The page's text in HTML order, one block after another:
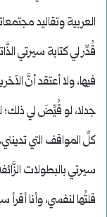
العربية وتقاليد
قُدِّر لي كتابة سيرتي
فيها، ولا أعتقد أنَّ
جدلا، لو قُيِّضَ لي ذلك؛
كلِّ المواقف التي
سيرتي بالبطولات
قلتُها لنفسي، وأنا